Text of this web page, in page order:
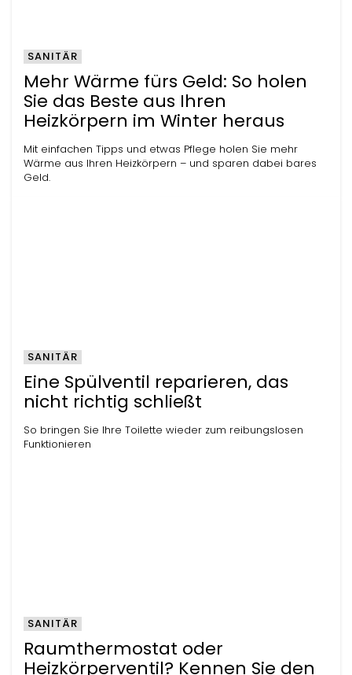
Mehr Wärme fürs Geld: So holen
Sie das Beste aus Ihren
Heizkörpern im Winter heraus
Mit einfachen Tipps und etwas Pflege holen Sie mehr
Wärme aus Ihren Heizkörpern – und sparen dabei bares
Geld.
SANITÄR
Eine Spülventil reparieren, das
nicht richtig schließt
So bringen Sie Ihre Toilette wieder zum reibungslosen
Funktionieren
SANITÄR
Raumthermostat oder
Heizkörperventil? Kennen Sie den
SANITÄR